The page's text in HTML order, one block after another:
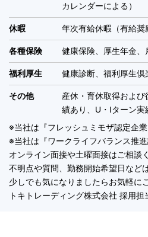
カレンダーによる）
休暇 年次有給休暇（有給
各種保険 健康保険、厚生年金
福利厚生 健康診断、福利厚生
その他
産休・育休取得およ
績あり、U・Iターン実
※当社は『フレッシュミモザ認定企業
※当社は『ワークライフバランス推進
オンライン面接や土曜面接はご相談
不明点や質問、勤務開始希望日など
少しでも気になりましたらお気軽に
トキトレーディング株式会社 採用担